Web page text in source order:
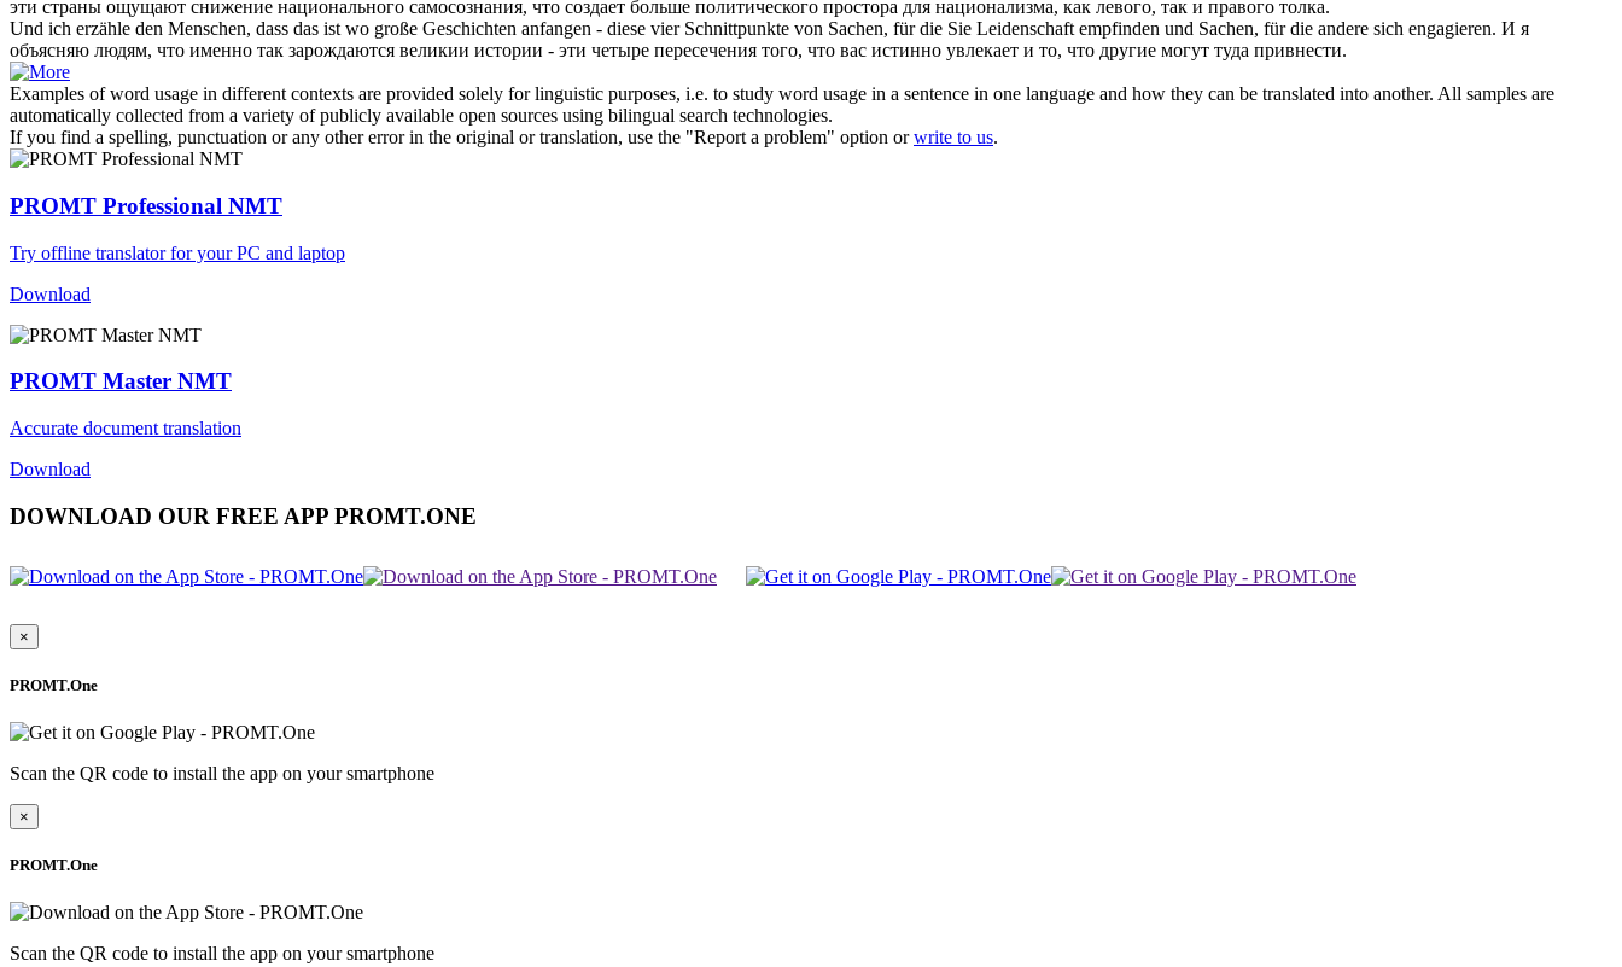
эти страны ощущают снижение национального самосознания, что создает больше политического простора для национализма, как левого, так и правого толка.
Und ich erzähle den Menschen, dass das ist wo große Geschichten anfangen - diese vier Schnittpunkte von Sachen, für die Sie Leidenschaft empfinden und Sachen, für die andere sich engagieren. И я
объясняю людям, что именно так зарождаются великии истории - эти четыре пересечения того, что вас истинно увлекает и то, что другие могут туда привнести.
Examples of word usage in different contexts are provided solely for linguistic purposes, i.e. to study word usage in a sentence in one language and how they can be translated into another. All samples are
automatically collected from a variety of publicly available open sources using bilingual search technologies.
If you find a spelling, punctuation or any other error in the original or translation, use the "Report a problem" option orwrite to us.
PROMT Professional NMT
Try offline translator for your PC and laptop
Download
PROMT Master NMT
Accurate document translation
Download
DOWNLOAD OUR FREE APP PROMT.ONE
×
PROMT.One
Scan the QR code to install the app on your smartphone
×
PROMT.One
Scan the QR code to install the app on your smartphone